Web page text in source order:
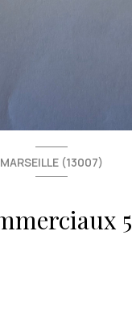
MARSEILLE (13007)